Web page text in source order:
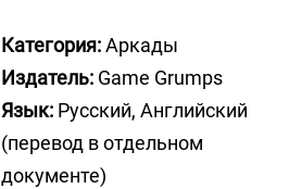
Категория:Аркады
Издатель: Game Grumps
Язык: Русский, Английский
(перевод в отдельном
документе)